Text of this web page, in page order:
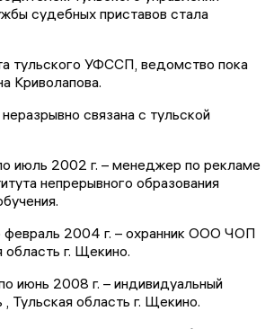
судебных приставов стала
тульского УФССП, ведомство пока
Криволапова.
связана с тульской
июль 2002 г. – менеджер по рекламе
непрерывного образования
февраль 2004 г. – охранник ООО ЧОП
г. Щекино.
июнь 2008 г. – индивидуальный
Тульская область г. Щекино.